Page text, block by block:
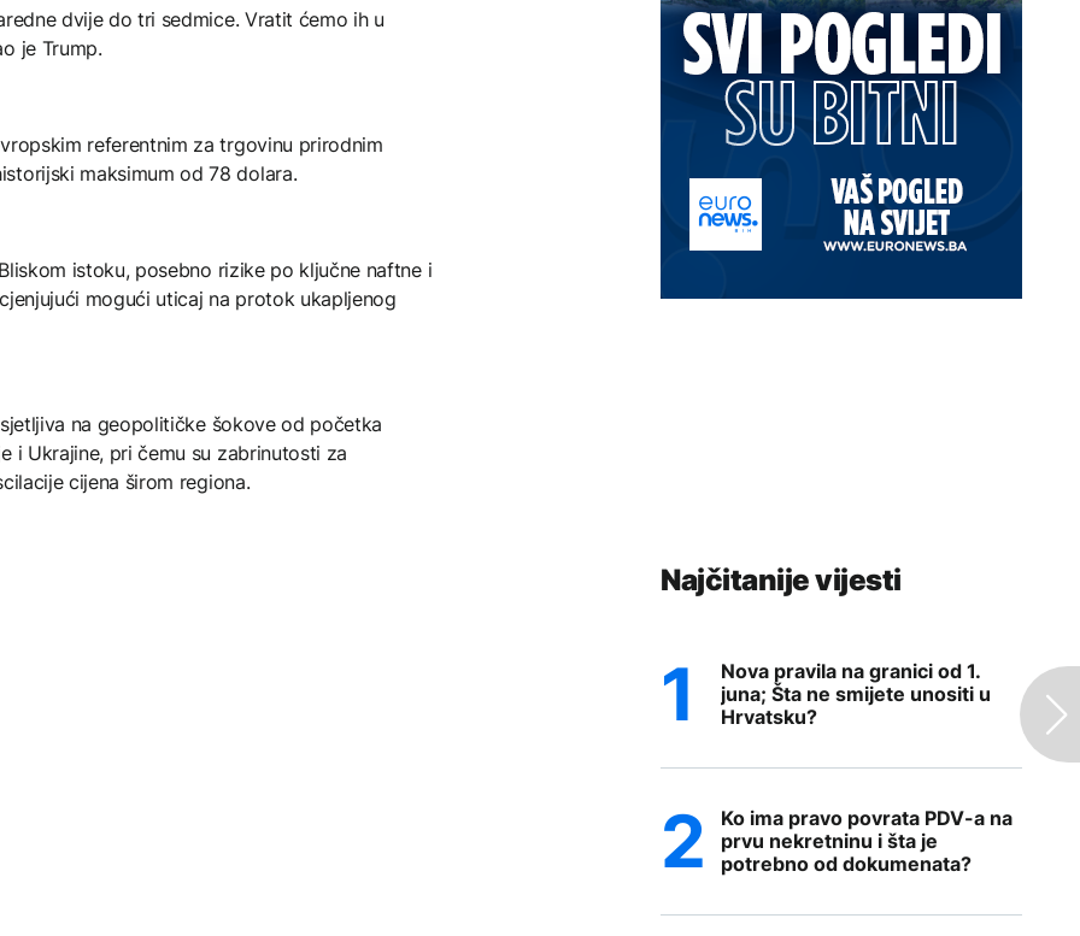
dvije do tri sedmice. Vratit ćemo ih u
je Trump.
referentnim za trgovinu prirodnim
maksimum od 78 dolara.
istoku, posebno rizike po ključne naftne i
mogući uticaj na protok ukapljenog
na geopolitičke šokove od početka
i Ukrajine, pri čemu su zabrinutosti za
cijena širom regiona.
Najčitanije vijesti
Nova pravila na granici od 1.
juna; Šta ne smijete unositi u
Hrvatsku?
Ko ima pravo povrata PDV-a na
prvu nekretninu i šta je
potrebno od dokumenata?